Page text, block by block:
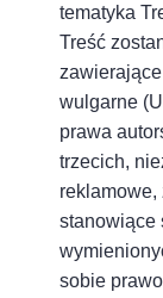
tematyka
Treść
wulgarne
prawa
trzecich,
stanowiące
sobie